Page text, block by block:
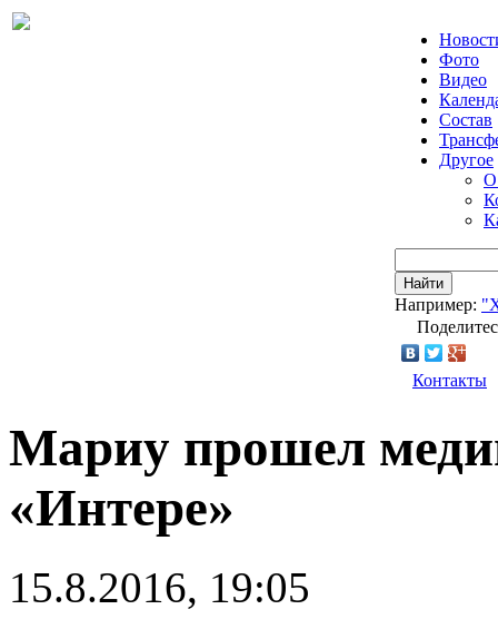
Фото
Видео
Состав
Другое
О
Найти
Например:
Контакты
Мариу прошел
«Интере»
15.8.2016, 19:05